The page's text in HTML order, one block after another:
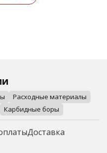
Расходные материалы
Карбидные боры
Доставка